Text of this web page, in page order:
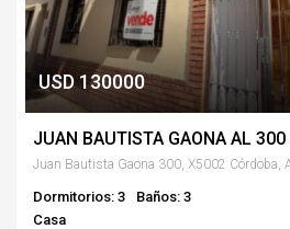
USD 130000
JUAN BAUTISTA GAONA AL 300
Dormitorios: 3
Baños: 3
Casa